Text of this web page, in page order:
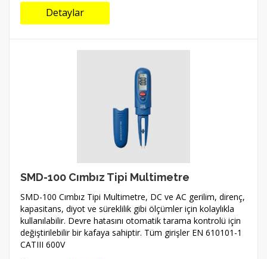
Detaylar
SMD-100 Cımbız Tipi Multimetre
SMD-100 Cımbız Tipi Multimetre, DC ve AC gerilim, direnç,
kapasitans, diyot ve süreklilik gibi ölçümler için kolaylıkla
kullanılabilir. Devre hatasını otomatik tarama kontrolü için
değiştirilebilir bir kafaya sahiptir. Tüm girişler EN 610101-1
CATIII 600V